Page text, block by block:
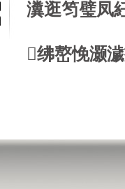
瀵逛笉璧凤
绋嶅悗灏